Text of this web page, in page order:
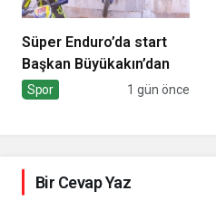
Süper Enduro’da start
Başkan Büyükakın’dan
Spor 1 gün önce
Bir Cevap Yaz